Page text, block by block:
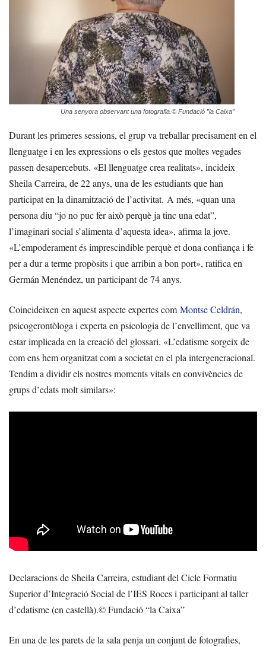
Una senyora observant una fotografia. © Fundació ”la Caixa”
Durant les primeres sessions, el grup va treballar precisament en el
llenguatge i en les expressions o els gestos que moltes vegades
passen desapercebuts. «El llenguatge crea realitats», incideix
Sheila Carreira, de 22 anys, una de les estudiants que han
participat en la dinamització de l’activitat. A més, «quan una
persona diu “jo no puc fer això perquè ja tinc una edat”,
l’imaginari social s’alimenta d’aquesta idea», afirma la jove.
«L’empoderament és imprescindible perquè et dona confiança i fe
per a dur a terme propòsits i que arribin a bon port», ratifica en
Germán Menéndez, un participant de 74 anys.
Coincideixen en aquest aspecte expertes com Montse Celdrán,
psicogerontòloga i experta en psicologia de l’envelliment, que va
estar implicada en la creació del glossari. «L’edatisme sorgeix de
com ens hem organitzat com a societat en el pla intergeneracional.
Tendim a dividir els nostres moments vitals en convivències de
grups d’edats molt similars»:
Declaracions de Sheila Carreira, estudiant del Cicle Formatiu
Superior d’Integració Social de l’IES Roces i participant al taller
d’edatisme (en castellà).© Fundació “la Caixa”
En una de les parets de la sala penja un conjunt de fotografies,